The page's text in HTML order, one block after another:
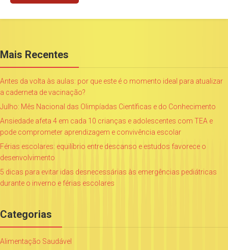
Mais Recentes
Antes da volta às aulas: por que este é o momento ideal para atualizar
a caderneta de vacinação?
Julho: Mês Nacional das Olimpíadas Científicas e do Conhecimento
Ansiedade afeta 4 em cada 10 crianças e adolescentes com TEA e
pode comprometer aprendizagem e convivência escolar
Férias escolares: equilíbrio entre descanso e estudos favorece o
desenvolvimento
5 dicas para evitar idas desnecessárias às emergências pediátricas
durante o inverno e férias escolares
Categorias
Alimentação Saudável